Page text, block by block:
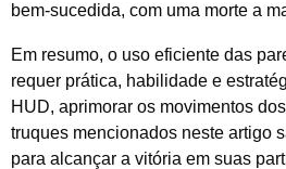
bem-sucedida, com uma morte a
Em resumo, o uso eficiente das
requer prática, habilidade e
HUD, aprimorar os movimentos
truques mencionados neste artigo
para alcançar a vitória em suas